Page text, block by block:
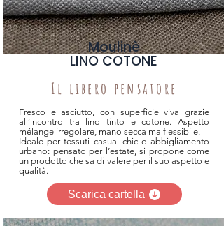
Moulinè
LINO COTONE
Il libero pensatore
Fresco e asciutto, con superficie viva grazie
all’incontro tra lino tinto e cotone. Aspetto
mélange irregolare, mano secca ma flessibile.​
Ideale per tessuti casual chic o abbigliamento
urbano: pensato per l’estate, si propone come
un prodotto che sa di valere per il suo aspetto e
qualità.
Scarica cartella